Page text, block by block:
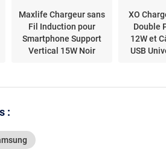
Maxlife Chargeur sans
Fil Induction pour
Smartphone Support
Vertical 15W Noir
XO
Double
12W et
USB
: